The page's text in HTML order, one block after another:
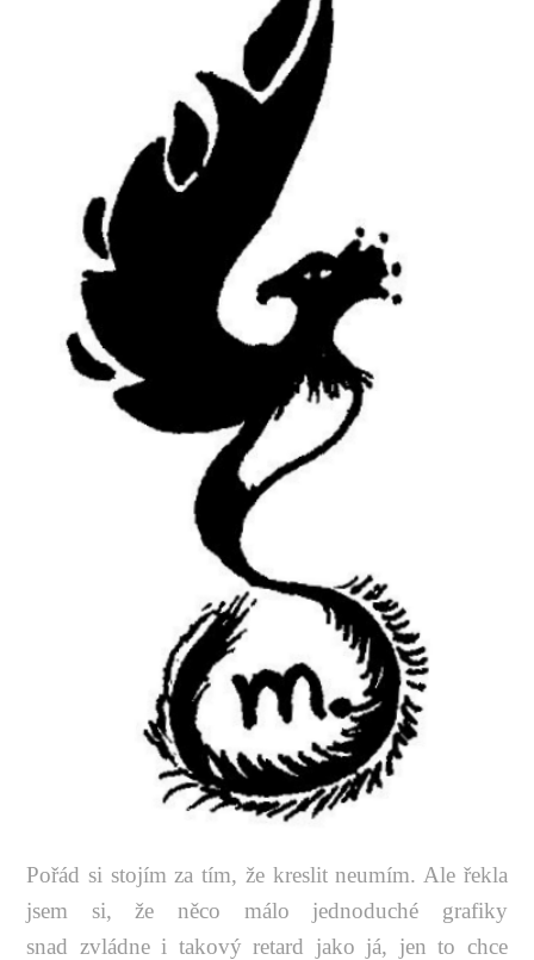
Pořád si stojím za tím, že kreslit neumím. Ale řekla
jsem si, že něco málo jednoduché grafiky
snad zvládne i takový retard jako já, jen to chce